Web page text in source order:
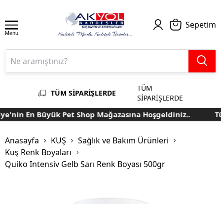
Menu
Sepetim
TÜM SİPARİŞLERDE
TÜM
SİPARİŞLERDE
En Büyük Pet Shop Mağazasına Hoşgeldiniz..
Anasayfa KUŞ
Sağlık ve Bakım Ürünleri
Kuş Renk Boyaları
Quiko Intensiv Gelb Sarı Renk Boyası 500gr